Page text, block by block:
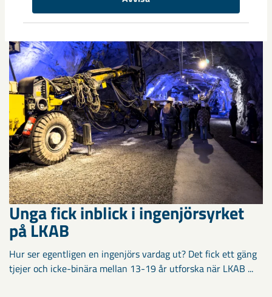
Unga fick inblick i ingenjörsyrket
på LKAB
Hur ser egentligen en ingenjörs vardag ut? Det fick ett gäng
tjejer och icke-binära mellan 13-19 år utforska när LKAB ...